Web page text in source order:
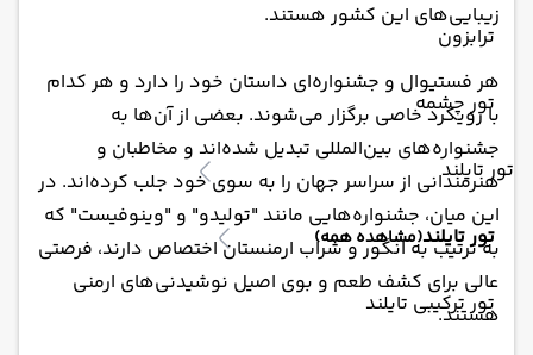
ترابزون
تور چشمه
تور تایلند
تور تایلند(مشاهده همه)
تور ترکیبی تایلند
زیبایی‌های این کشور هستند.
هر فستیوال و جشنواره‌ای داستان خود را دارد و هر کدام
با رویکرد خاصی برگزار می‌شوند. بعضی از آن‌ها به
جشنواره‌های بین‌المللی تبدیل شده‌اند و مخاطبان و
هنرمندانی از سراسر جهان را به سوی خود جلب کرده‌اند. در
این میان، جشنواره‌هایی مانند "تولیدو" و "وینوفیست" که
به ترتیب به انگور و شراب ارمنستان اختصاص دارند، فرصتی
عالی برای کشف طعم و بوی اصیل نوشیدنی‌های ارمنی
هستند.